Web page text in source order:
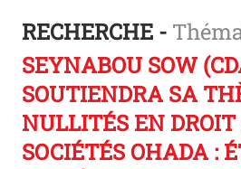
RECHERCHE -
SEYNABOU SOW
SOUTIENDRA SA
NULLITÉS EN DROIT
SOCIÉTÉS OHADA :